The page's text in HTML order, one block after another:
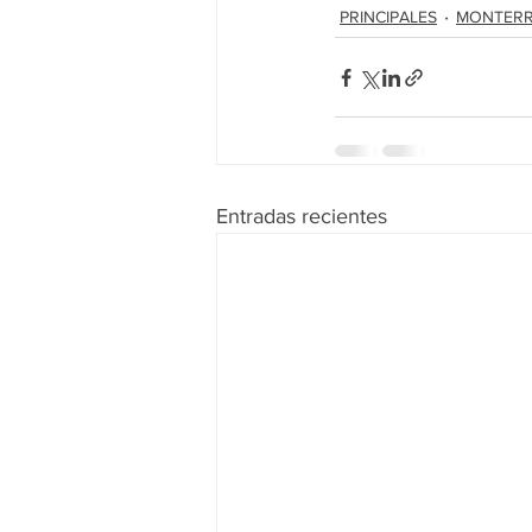
PRINCIPALES
Entradas recientes